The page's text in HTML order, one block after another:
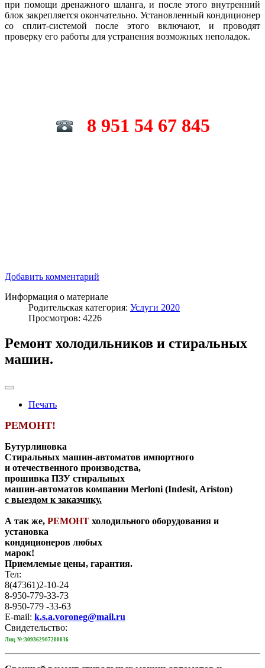
при помощи дренажного шланга, и после этого внутренний
блок закрепляется окончательно. Установленный кондиционер
со сплит-системой после этого включают, и проводят
проверку его работы для устранения возможных неполадок.
8 951 54 67 845
Добавить комментарий
Информация о материале
Родительская категория: Услуги 2020
Просмотров: 4226
Ремонт холодильников и стиральных
машин.
Печать
РЕМОНТ!
Бутурлиновка
Стиральных машин-автоматов импортного
и отечественного производства,
прошивка ПЗУ стиральных
машин-автоматов компании Merloni (Indesit, Ariston)
с выездом к заказчику.
А так же, РЕМОНТ холодильного оборудования и
установка
кондиционеров любых
марок!
Приемлемые цены, гарантия.
Тел:
8(47361)2-10-24
8-950-779-33-73
8-950-779 -33-63
E-mail: k.s.a.voroneg@mail.ru
Свидетельство:
Лиц. №:309362907200036